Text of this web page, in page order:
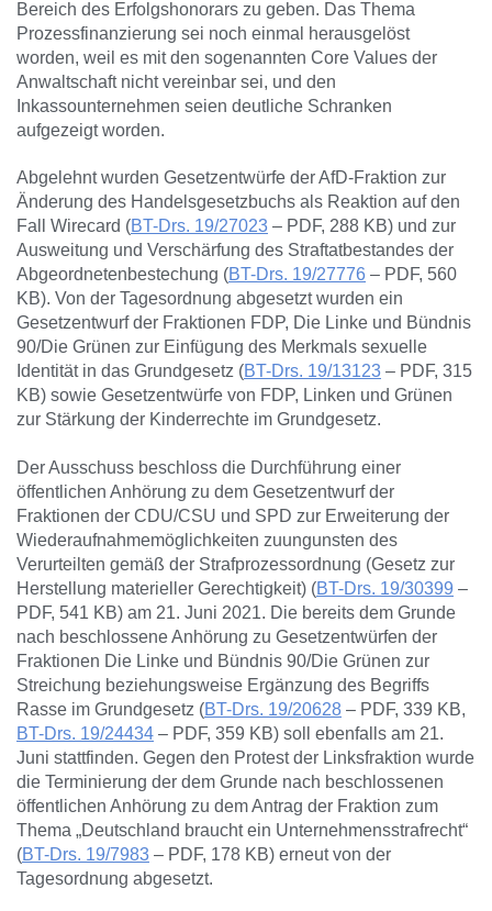
Bereich des Erfolgshonorars zu geben. Das Thema
Prozessfinanzierung sei noch einmal herausgelöst
worden, weil es mit den sogenannten Core Values der
Anwaltschaft nicht vereinbar sei, und den
Inkassounternehmen seien deutliche Schranken
aufgezeigt worden.
Abgelehnt wurden Gesetzentwürfe der AfD-Fraktion zur
Änderung des Handelsgesetzbuchs als Reaktion auf den
Fall Wirecard (BT-Drs. 19/27023 – PDF, 288 KB) und zur
Ausweitung und Verschärfung des Straftatbestandes der
Abgeordnetenbestechung (BT-Drs. 19/27776 – PDF, 560
KB). Von der Tagesordnung abgesetzt wurden ein
Gesetzentwurf der Fraktionen FDP, Die Linke und Bündnis
90/Die Grünen zur Einfügung des Merkmals sexuelle
Identität in das Grundgesetz (BT-Drs. 19/13123 – PDF, 315
KB) sowie Gesetzentwürfe von FDP, Linken und Grünen
zur Stärkung der Kinderrechte im Grundgesetz.
Der Ausschuss beschloss die Durchführung einer
öffentlichen Anhörung zu dem Gesetzentwurf der
Fraktionen der CDU/CSU und SPD zur Erweiterung der
Wiederaufnahmemöglichkeiten zuungunsten des
Verurteilten gemäß der Strafprozessordnung (Gesetz zur
Herstellung materieller Gerechtigkeit) (BT-Drs. 19/30399 –
PDF, 541 KB) am 21. Juni 2021. Die bereits dem Grunde
nach beschlossene Anhörung zu Gesetzentwürfen der
Fraktionen Die Linke und Bündnis 90/Die Grünen zur
Streichung beziehungsweise Ergänzung des Begriffs
Rasse im Grundgesetz (BT-Drs. 19/20628 – PDF, 339 KB,
BT-Drs. 19/24434 – PDF, 359 KB) soll ebenfalls am 21.
Juni stattfinden. Gegen den Protest der Linksfraktion wurde
die Terminierung der dem Grunde nach beschlossenen
öffentlichen Anhörung zu dem Antrag der Fraktion zum
Thema „Deutschland braucht ein Unternehmensstrafrecht“
(BT-Drs. 19/7983 – PDF, 178 KB) erneut von der
Tagesordnung abgesetzt.